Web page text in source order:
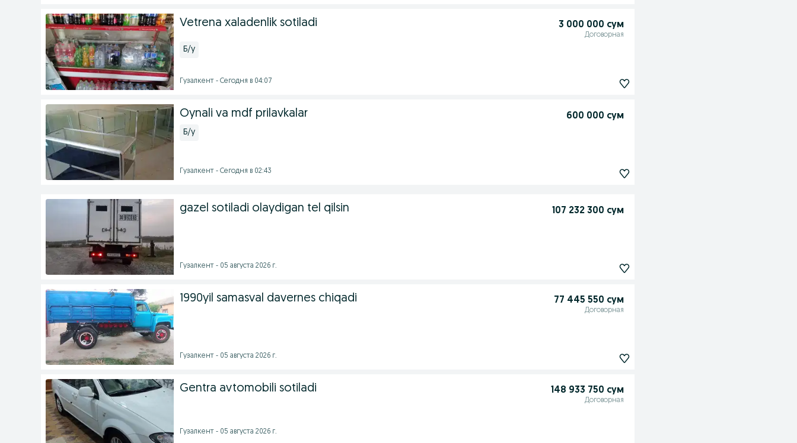
Vetrena xaladenlik sotiladi 3 000 000 сум
Договорная
Б/у
Гузалкент - Сегодня в 04:07
Oynali va mdf prilavkalar 600 000 сум
Б/у
Гузалкент - Сегодня в 02:43
gazel sotiladi olaydigan tel qilsin 107 232 300 сум
Гузалкент - 05 августа 2026 г.
1990yil samasval davernes chiqadi 77 445 550 сум
Договорная
Гузалкент - 05 августа 2026 г.
Gentra avtomobili sotiladi 148 933 750 сум
Договорная
Гузалкент - 05 августа 2026 г.